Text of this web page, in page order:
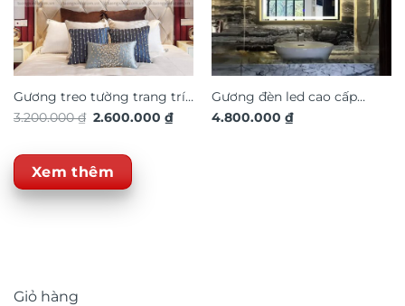
Giỏ hàng
Gương treo tường trang trí
nội thất TX704
3.200.000₫ Giá
3.200.000 ₫.
2.600.000₫Giá
Gương đèn led cao cấp
trang trí nội thất GC186
4.800.000 ₫
Xem thêm